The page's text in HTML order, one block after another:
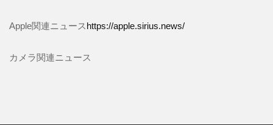
Apple関連ニュースhttps://apple.sirius.news/
カメラ関連ニュース